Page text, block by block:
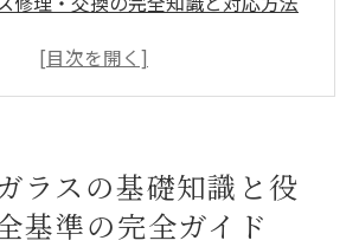
専門店・プロショップの選び方と
ラスの基礎知識と役
基準の完全ガイド